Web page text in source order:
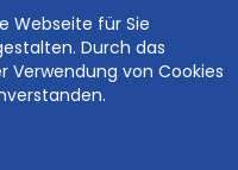
Webseite für Sie
Durch das
Verwendung von Cookies